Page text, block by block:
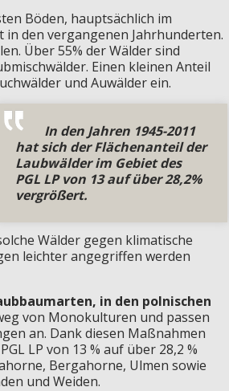
Böden, hauptsächlich im
den vergangenen Jahrhunderten.
Über 55% der Wälder sind
Einen kleinen Anteil
und Auwälder ein.
In den Jahren 1945-2011
hat sich der Flächenanteil der
Laubwälder im Gebiet des
PGL LP von 13 auf über 28,2%
vergrößert.
Wälder gegen klimatische
leichter angegriffen werden
in den polnischen
von Monokulturen und passen
an. Dank diesen Maßnahmen
LP von 13 % auf über 28,2 %
Bergahorne, Ulmen sowie
und Weiden.